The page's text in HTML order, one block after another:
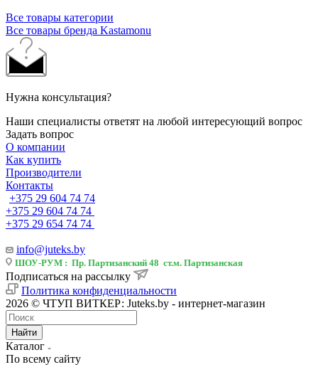
Все товары категории
Все товары бренда Kastamonu
Нужна консультация?
Наши специалисты ответят на любой интересующий вопрос
Задать вопрос
О компании
Как купить
Производители
Контакты
+375 29 604 74 74
+375 29 604 74 74
+375 29 654 74 74
info@juteks.by
ШОУ-РУМ : Пр. Партизанский 48 ст.м. Партизанская
Подписаться на рассылку
Политика конфиденциальности
2026 © ЧТУП ВИТКЕР: Juteks.by - интернет-магазин
Найти
Каталог
По всему сайту